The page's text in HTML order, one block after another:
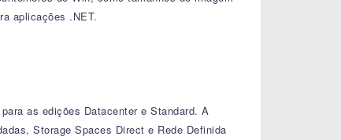
aplicações .NET.
as edições Datacenter e Standard. A
Storage Spaces Direct e Rede Definida